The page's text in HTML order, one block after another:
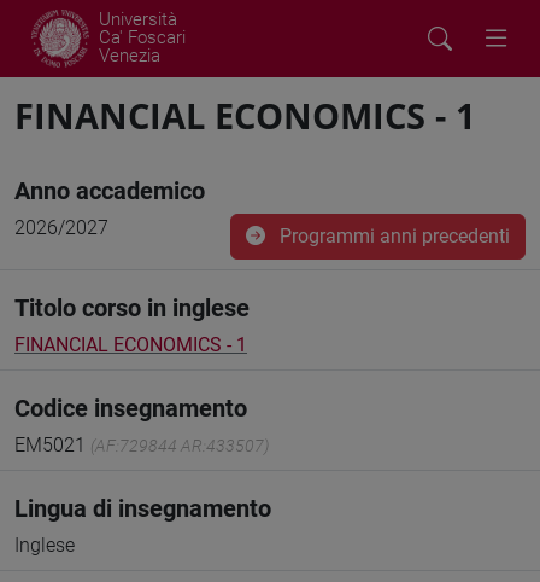
Università
Ca' Foscari
Venezia
FINANCIAL ECONOMICS - 1
Anno accademico
2026/2027 Programmi anni precedenti
Titolo corso in inglese
FINANCIAL ECONOMICS - 1
Codice insegnamento
EM5021 (AF:729844 AR:433507)
Lingua di insegnamento
Inglese